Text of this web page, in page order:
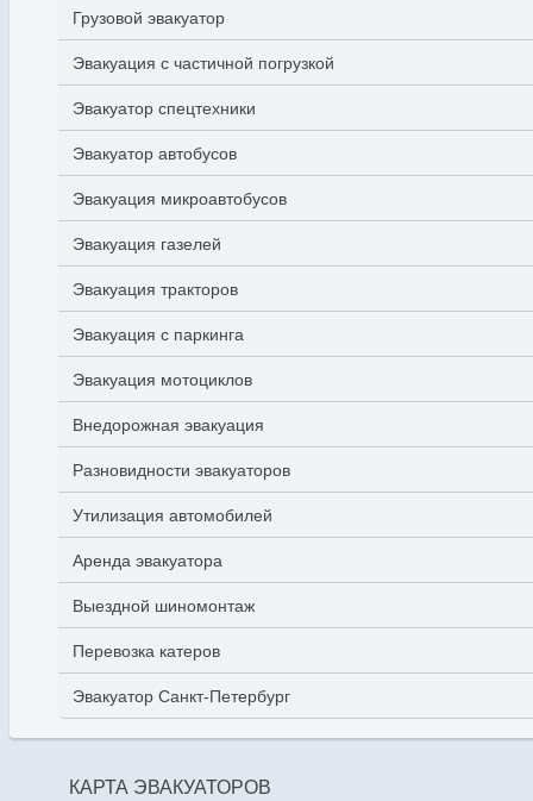
Грузовой эвакуатор
Эвакуация с частичной погрузкой
Эвакуатор спецтехники
Эвакуатор автобусов
Эвакуация микроавтобусов
Эвакуация газелей
Эвакуация тракторов
Эвакуация с паркинга
Эвакуация мотоциклов
Внедорожная эвакуация
Разновидности эвакуаторов
Утилизация автомобилей
Аренда эвакуатора
Выездной шиномонтаж
Перевозка катеров
Эвакуатор Санкт-Петербург
КАРТА ЭВАКУАТОРОВ